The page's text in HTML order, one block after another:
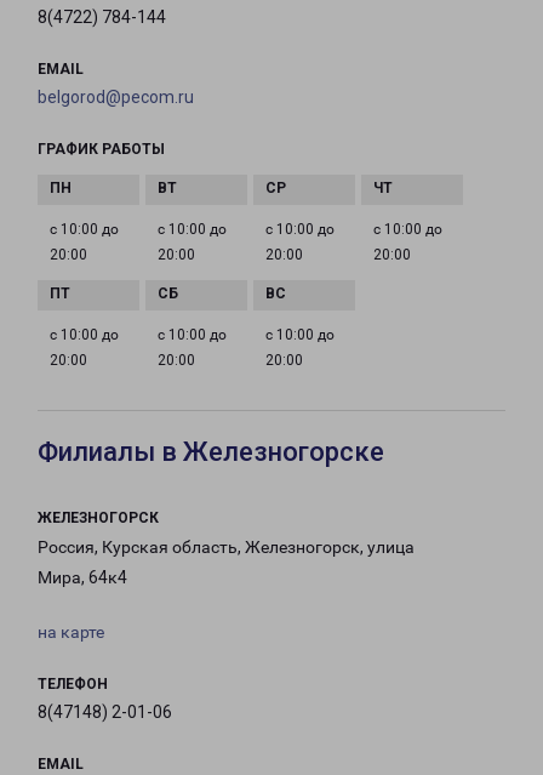
8(4722) 784-144
EMAIL
belgorod@pecom.ru
ГРАФИК РАБОТЫ
с 10:00 до
20:00
с 10:00 до
20:00
с 10:00 до
20:00
с 10:00 до
20:00
с 10:00 до
20:00
с 10:00 до
20:00
с 10:00 до
20:00
Филиалы в Железногорске
ЖЕЛЕЗНОГОРСК
Россия, Курская область, Железногорск, улица
Мира, 64к4
на карте
ТЕЛЕФОН
8(47148) 2-01-06
EMAIL